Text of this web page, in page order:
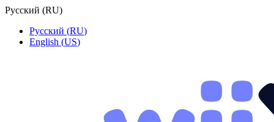
Русский (RU)
Русский (RU)
English (US)